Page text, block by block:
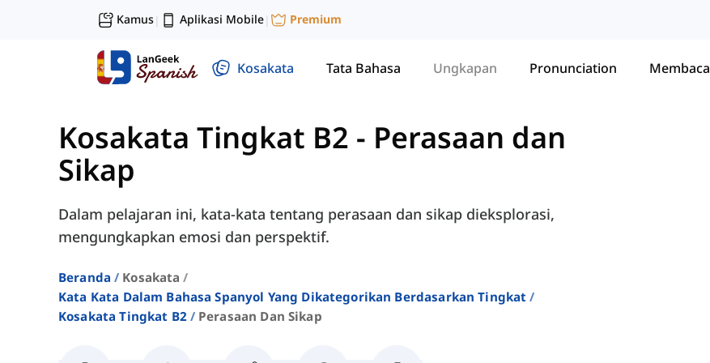
Kamus| Aplikasi Mobile| Premium
Kosakata Tata Bahasa Ungkapan Pronunciation Membaca
Kosakata Tingkat B2 - Perasaan dan
Sikap
Dalam pelajaran ini, kata-kata tentang perasaan dan sikap dieksplorasi,
mengungkapkan emosi dan perspektif.
Beranda
Kosakata
Kata Kata Dalam Bahasa Spanyol Yang Dikategorikan Berdasarkan Tingkat
Kosakata Tingkat B2
Perasaan Dan Sikap